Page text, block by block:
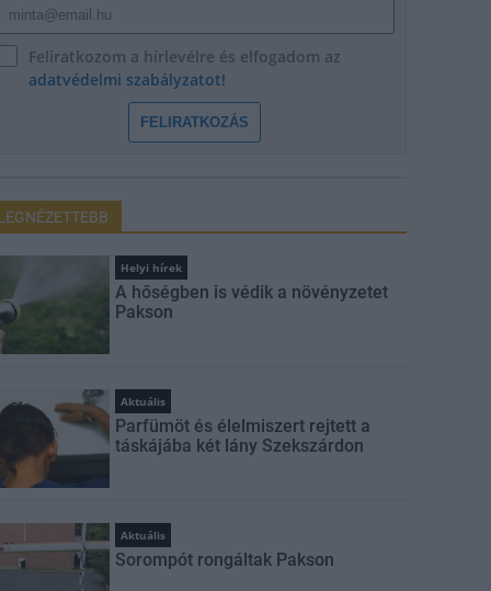
Feliratkozom a hírlevélre és elfogadom az
adatvédelmi szabályzatot!
FELIRATKOZÁS
Helyi hírek
A hőségben is védik a növényzetet
Pakson
Aktuális
Parfümöt és élelmiszert rejtett a
táskájába két lány Szekszárdon
Aktuális
Sorompót rongáltak Pakson